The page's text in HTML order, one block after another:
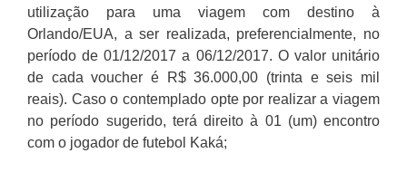
utilização para uma viagem com destino à
Orlando/EUA, a ser realizada, preferencialmente, no
período de 01/12/2017 a 06/12/2017. O valor unitário
de cada voucher é R$ 36.000,00 (trinta e seis mil
reais). Caso o contemplado opte por realizar a viagem
no período sugerido, terá direito à 01 (um) encontro
com o jogador de futebol Kaká;